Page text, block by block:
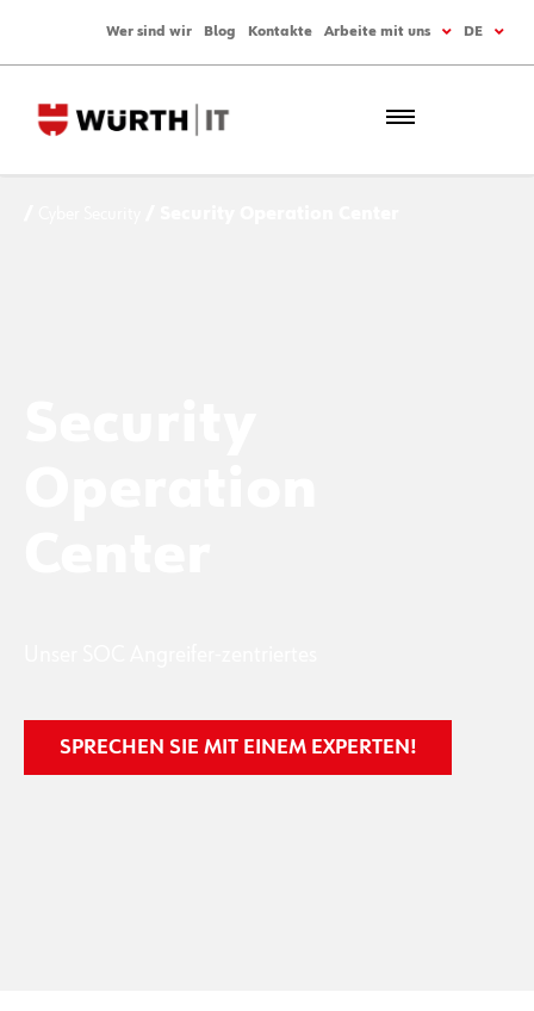
Wer sind wir Blog Kontakte Arbeite mit uns DE
SPRECHEN SIE MIT EINEM EXPERTEN!